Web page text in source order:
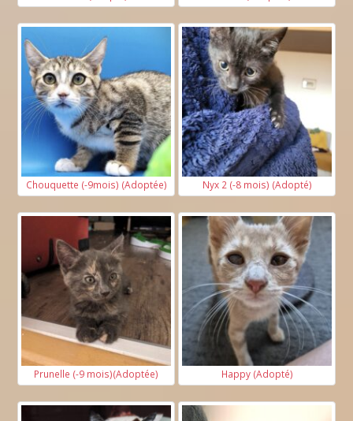
Chouquette (-9mois) (Adoptée) Nyx 2 (-8 mois) (Adopté)
Prunelle (-9 mois)(Adoptée) Happy (Adopté)